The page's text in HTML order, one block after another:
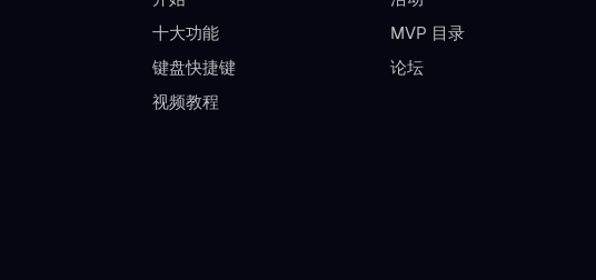
十大功能
键盘快捷键
视频教程
MVP 目录
论坛